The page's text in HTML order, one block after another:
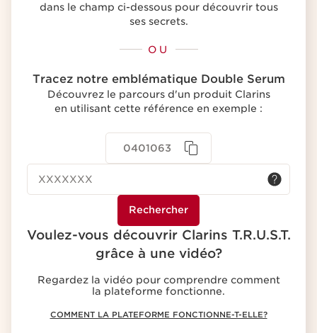
dans le champ ci-dessous pour découvrir tous
ses secrets.
OU
Tracez notre emblématique Double Serum
Découvrez le parcours d'un produit Clarins
en utilisant cette référence en exemple :
0401063
Voulez-vous découvrir Clarins T.R.U.S.T.
grâce à une vidéo?
Regardez la vidéo pour comprendre comment
la plateforme fonctionne.
COMMENT LA PLATEFORME FONCTIONNE-T-ELLE?